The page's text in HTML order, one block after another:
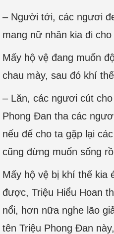
– Người tới, các ngươi
mang nữ nhân kia đi cho
Mấy hộ vệ đang muốn
chau mày, sau đó khí
– Lăn, các ngươi cút
Phong Đan tha các
nếu để cho ta gặp lại
cũng đừng muốn sống
Mấy hộ vệ bị khí thế kia
được, Triệu Hiểu Hoan
nổi, hơn nữa nghe lão
tên Triệu Phong Đan